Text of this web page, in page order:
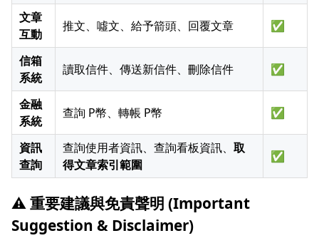
文章
互動
推文、噓文、給予箭頭、回覆文章 ✅
信箱
系統
讀取信件、傳送新信件、刪除信件 ✅
金融
系統
查詢 P幣、轉帳 P幣 ✅
資訊
查詢
查詢使用者資訊、查詢看板資訊、 取
得文章索引範圍
✅
⚠️ 重要建議與免責聲明 (Important
Suggestion & Disclaimer)